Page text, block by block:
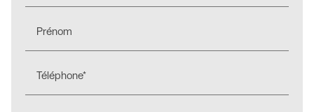
Prénom
Téléphone*